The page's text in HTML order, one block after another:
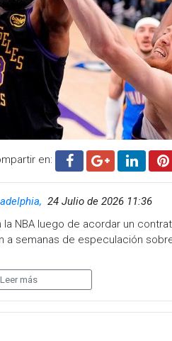
en:
24 Julio de 2026 11:36
NBA luego de acordar un
a semanas de especulación
salario de 8 millones de dólares y
Leer más